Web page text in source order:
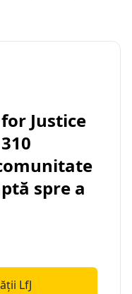
Justice
spre a
LfJ